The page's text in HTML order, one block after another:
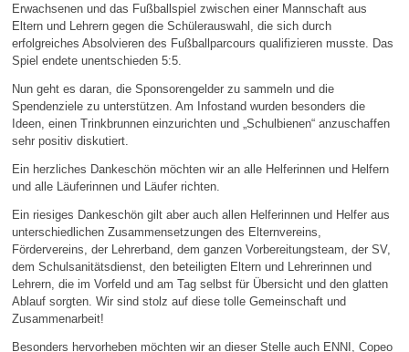
Erwachsenen und das Fußballspiel zwischen einer Mannschaft aus
Eltern und Lehrern gegen die Schülerauswahl, die sich durch
erfolgreiches Absolvieren des Fußballparcours qualifizieren musste. Das
Spiel endete unentschieden 5:5.
Nun geht es daran, die Sponsorengelder zu sammeln und die
Spendenziele zu unterstützen. Am Infostand wurden besonders die
Ideen, einen Trinkbrunnen einzurichten und „Schulbienen“ anzuschaffen
sehr positiv diskutiert.
Ein herzliches Dankeschön möchten wir an alle Helferinnen und Helfern
und alle Läuferinnen und Läufer richten.
Ein riesiges Dankeschön gilt aber auch allen Helferinnen und Helfer aus
unterschiedlichen Zusammensetzungen des Elternvereins,
Fördervereins, der Lehrerband, dem ganzen Vorbereitungsteam, der SV,
dem Schulsanitätsdienst, den beteiligten Eltern und Lehrerinnen und
Lehrern, die im Vorfeld und am Tag selbst für Übersicht und den glatten
Ablauf sorgten. Wir sind stolz auf diese tolle Gemeinschaft und
Zusammenarbeit!
Besonders hervorheben möchten wir an dieser Stelle auch ENNI, Copeo